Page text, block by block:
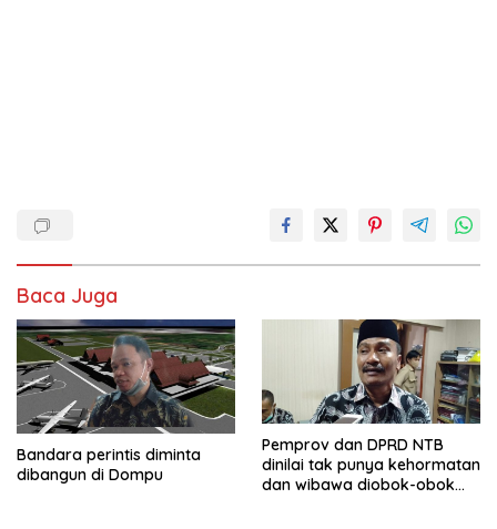
Baca Juga
Bandara perintis diminta
dibangun di Dompu
Pemprov dan DPRD NTB
dinilai tak punya kehormatan
dan wibawa diobok-obok